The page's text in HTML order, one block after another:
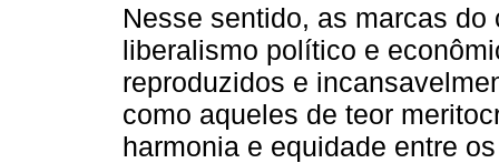
Nesse sentido, as marcas
liberalismo político e
reproduzidos e
como aqueles de teor
harmonia e equidade entre